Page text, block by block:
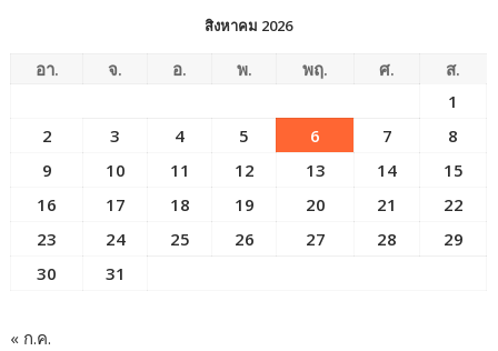
ออก
สิงหาคม 2026
อา. จ. อ. พ. พฤ. ศ.
ส.
1
2
3 4 5 6 7
8
9
10 11 12 13 14
15
16
17 18 19 20 21
22
23
24 25 26 27 28
29
30
31
« ก.ค.